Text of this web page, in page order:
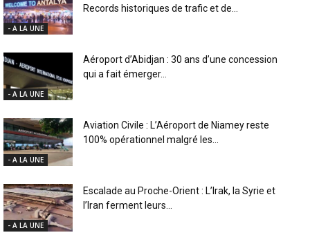
- A LA UNE
Records historiques de trafic et de...
- A LA UNE
Aéroport d’Abidjan : 30 ans d’une concession
qui a fait émerger...
- A LA UNE
Aviation Civile : L’Aéroport de Niamey reste
100% opérationnel malgré les...
- A LA UNE
Escalade au Proche-Orient : L’Irak, la Syrie et
l’Iran ferment leurs...